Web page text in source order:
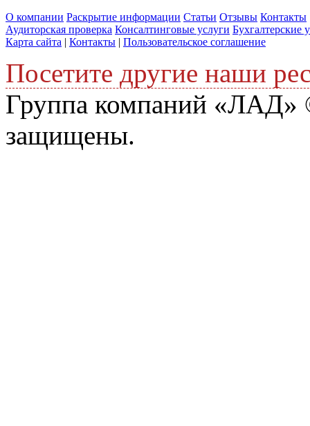
О компании Раскрытие информации Статьи Отзывы Контакты
Аудиторская проверка Консалтинговые услуги Бухгалтерские
Карта сайта | Контакты | Пользовательское соглашение
Посетите другие наши
Группа компаний «ЛАД»
защищены.